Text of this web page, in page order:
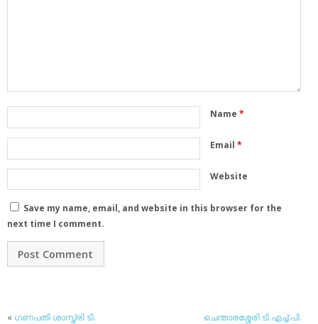
Name *
Email *
Website
Save my name, email, and website in this browser for the
next time I comment.
« ഗണപതി ശാസ്ത്രി ടി.
ചെന്താരശ്ശേരി ടി.എച്ച്.പി.